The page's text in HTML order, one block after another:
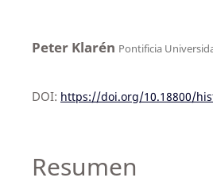
Peter Klarén Pontificia
DOI: https://doi.org/10.18800/
Resumen